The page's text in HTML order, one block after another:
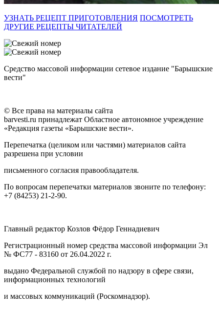
УЗНАТЬ РЕЦЕПТ ПРИГОТОВЛЕНИЯ ПОСМОТРЕТЬ
ДРУГИЕ РЕЦЕПТЫ ЧИТАТЕЛЕЙ
Средство массовой информации сетевое издание "Барышские
вести"
© Все права на материалы сайта
barvesti.ru принадлежат Областное автономное учреждение
«Редакция газеты «Барышские вести».
Перепечатка (целиком или частями) материалов сайта
разрешена при условии
письменного согласия правообладателя.
По вопросам перепечатки материалов звоните по телефону:
+7 (84253) 21-2-90.
Главный редактор Козлов Фёдор Геннадиевич
Регистрационный номер средства массовой информации Эл
№ ФС77 - 83160 от 26.04.2022 г.
выдано Федеральной службой по надзору в сфере связи,
информационных технологий
и массовых коммуникаций (Роскомнадзор).